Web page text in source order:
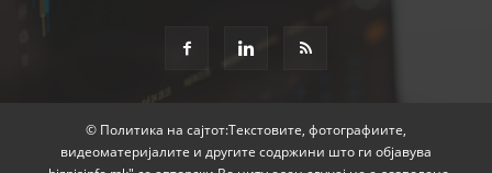
© Политика на сајтот:Текстовите, фотографиите,
видеоматеријалите и другите содржини што ги објавува